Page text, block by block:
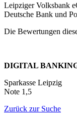
Leipziger Volksbank
Deutsche Bank und
Die Bewertungen
DIGITAL
Sparkasse Leipzig
Note 1,5
Zurück zur Suche